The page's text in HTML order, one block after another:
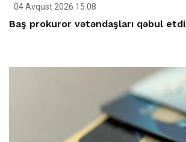
04 Avqust 2026 15:08
Baş prokuror vətəndaşları qəbul etdi